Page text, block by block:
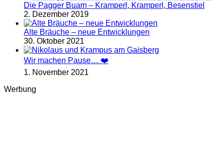
Die Pagger Buam – Kramperl, Kramperl, Besenstiel
2. Dezember 2019
Alte Bräuche – neue Entwicklungen
30. Oktober 2021
Wir machen Pause… ❤️
1. November 2021
Werbung